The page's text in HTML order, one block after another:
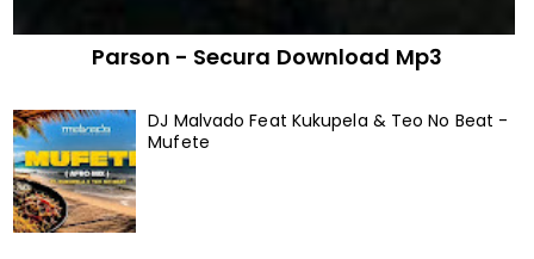
Parson - Secura Download Mp3
DJ Malvado Feat Kukupela & Teo No Beat -
Mufete